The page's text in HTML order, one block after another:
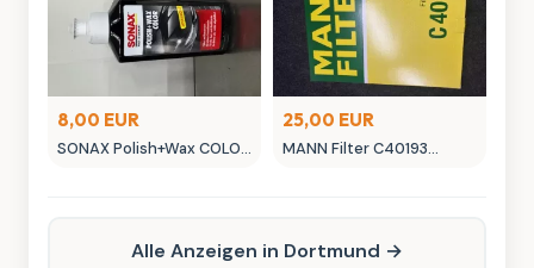
8,00 EUR
SONAX Polish+Wax COLOR
25,00 EUR
MANN Filter C40193
Alle Anzeigen in Dortmund →